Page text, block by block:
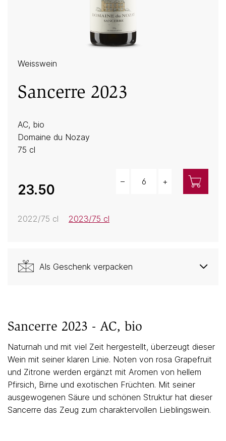
Weisswein
Sancerre 2023
AC, bio
Domaine du Nozay
75 cl
23.50
– +
2022/75 cl 2023/75 cl
Als Geschenk verpacken
Sancerre 2023 - AC, bio
Naturnah und mit viel Zeit hergestellt, überzeugt dieser
Wein mit seiner klaren Linie. Noten von rosa Grapefruit
und Zitrone werden ergänzt mit Aromen von hellem
Pfirsich, Birne und exotischen Früchten. Mit seiner
ausgewogenen Säure und schönen Struktur hat dieser
Sancerre das Zeug zum charaktervollen Lieblingswein.